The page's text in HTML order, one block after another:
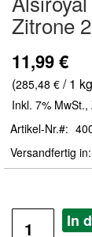
der
Bildergalerie
Zitrone
11,99 €
(285,48 € / 1
Inkl. 7% MwSt.,
Artikel-Nr.
Versandfertig in
In